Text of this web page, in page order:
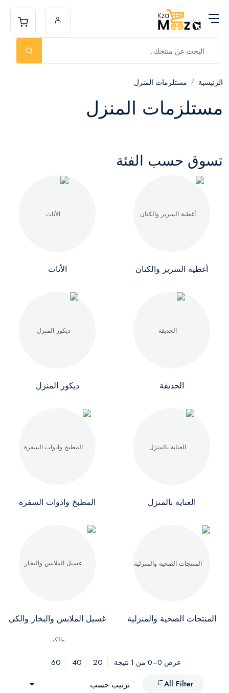
الرئيسية مستلزمات المنزل
مستلزمات المنزل
تسوق حسب الفئة
أغطية السرير والكتان الأثاث
الحديقة ديكور المنزل
العناية بالمنزل المطبخ وادوات السفرة
المنتجات الصحية والمنزلية غسيل الملابس والبخار والكي
عرض 0–0 من 1 نتيجة 20
40
60
All Filter
ترتيب حسب